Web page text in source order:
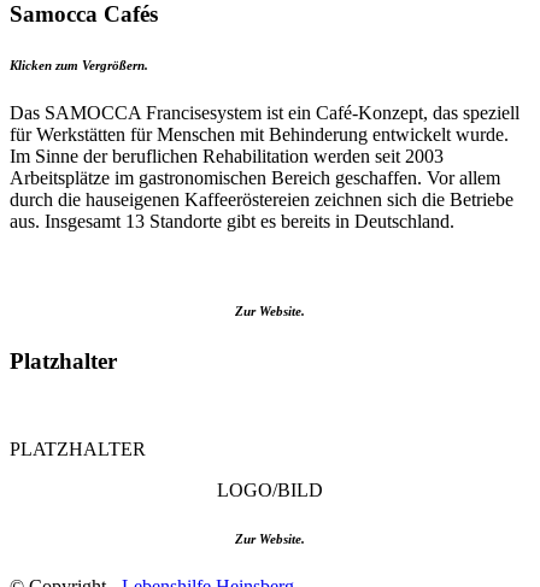
Samocca Cafés
Klicken zum Vergrößern.
Das SAMOCCA Francisesystem ist ein Café-Konzept, das speziell
für Werkstätten für Menschen mit Behinderung entwickelt wurde.
Im Sinne der beruflichen Rehabilitation werden seit 2003
Arbeitsplätze im gastronomischen Bereich geschaffen. Vor allem
durch die hauseigenen Kaffeeröstereien zeichnen sich die Betriebe
aus. Insgesamt 13 Standorte gibt es bereits in Deutschland.
Zur Website.
Platzhalter
PLATZHALTER
LOGO/BILD
Zur Website.